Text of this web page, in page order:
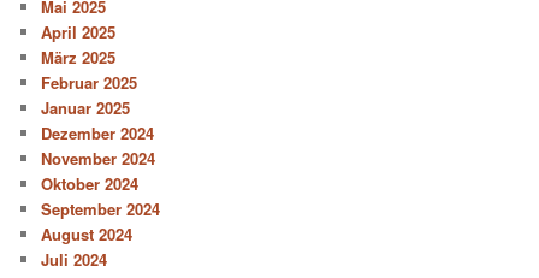
Mai 2025
April 2025
März 2025
Februar 2025
Januar 2025
Dezember 2024
November 2024
Oktober 2024
September 2024
August 2024
Juli 2024